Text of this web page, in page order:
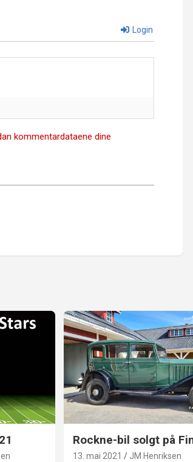
Login
kommentardataene dine
Rockne-bil solgt på
13. mai 2021 JM Henriksen